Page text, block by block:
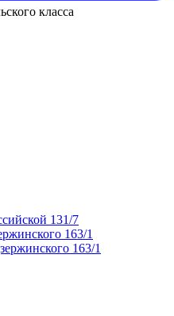
класса
131/7
163/1
163/1